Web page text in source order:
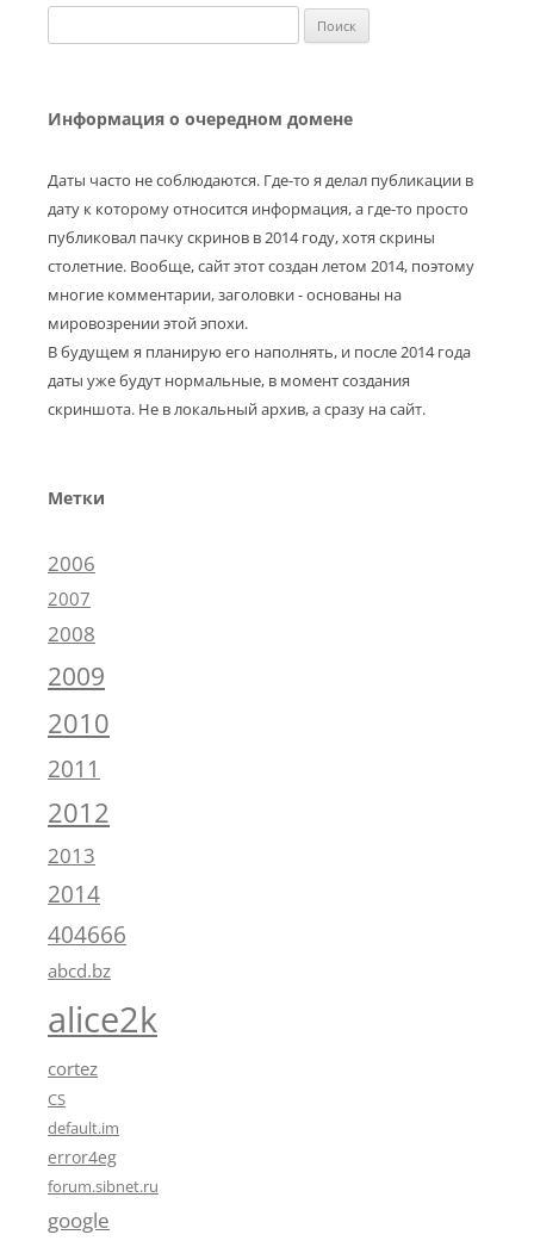
Информация о очередном домене
Даты часто не соблюдаются. Где-то я делал публикации в
дату к которому относится информация, а где-то просто
публиковал пачку скринов в 2014 году, хотя скрины
столетние. Вообще, сайт этот создан летом 2014, поэтому
многие комментарии, заголовки - основаны на
мировозрении этой эпохи.
В будущем я планирую его наполнять, и после 2014 года
даты уже будут нормальные, в момент создания
скриншота. Не в локальный архив, а сразу на сайт.
Метки
2006
2007
2008
2009
2010
2011
2012
2013
2014
404666
abcd.bz
alice2k
cortez
CS
default.im
error4eg
forum.sibnet.ru
google